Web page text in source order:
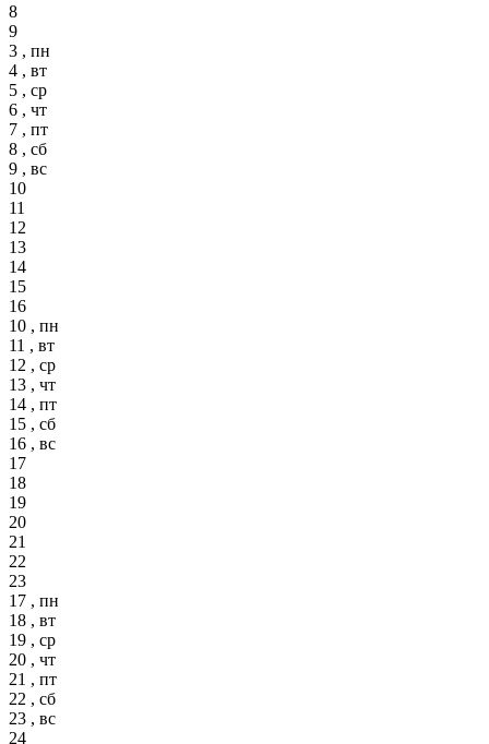
8
9
3 , пн
4 , вт
5 , ср
6 , чт
7 , пт
8 , сб
9 , вс
10
11
12
13
14
15
16
10 , пн
11 , вт
12 , ср
13 , чт
14 , пт
15 , сб
16 , вс
17
18
19
20
21
22
23
17 , пн
18 , вт
19 , ср
20 , чт
21 , пт
22 , сб
23 , вс
24